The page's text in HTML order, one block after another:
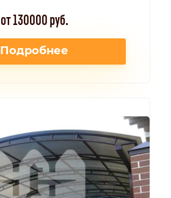
от 130000 руб.
Подробнее